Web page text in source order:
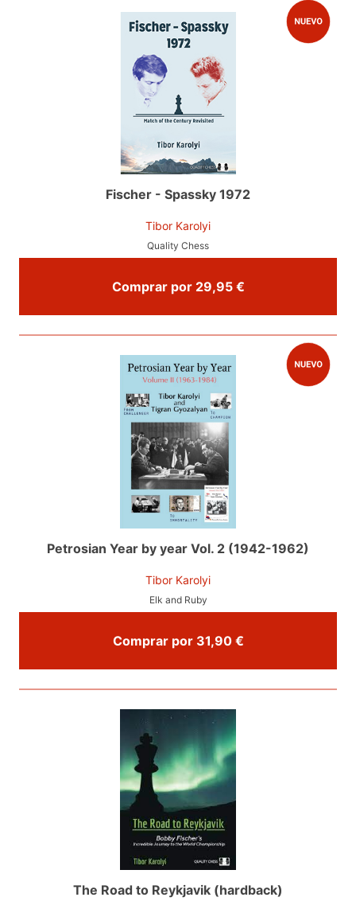
Fischer - Spassky 1972
Tibor Karolyi
Quality Chess
Comprar por 29,95 €
Petrosian Year by year Vol. 2 (1942-1962)
Tibor Karolyi
Elk and Ruby
Comprar por 31,90 €
The Road to Reykjavik (hardback)